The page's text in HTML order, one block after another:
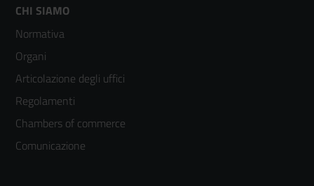
Footer
menù
colonna
3
CHI SIAMO
Normativa
Organi
Articolazione degli uffici
Regolamenti
Chambers of commerce
Comunicazione